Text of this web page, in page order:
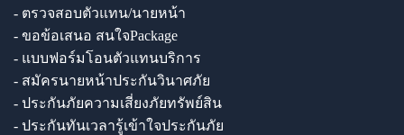
- ตรวจสอบตัวแทน/นายหน้า
- ขอข้อเสนอ สนใจPackage
- แบบฟอร์มโอนตัวแทนบริการ
- สมัครนายหน้าประกันวินาศภัย
- ประกันภัยความเสี่ยงภัยทรัพย์สิน
- ประกันทันเวลารู้เข้าใจประกันภัย